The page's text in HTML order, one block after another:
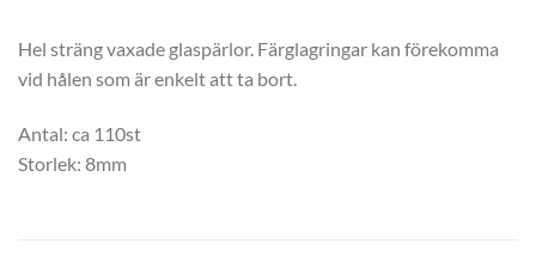
Hel sträng vaxade glaspärlor. Färglagringar kan förekomma
vid hålen som är enkelt att ta bort.
Antal: ca 110st
Storlek: 8mm